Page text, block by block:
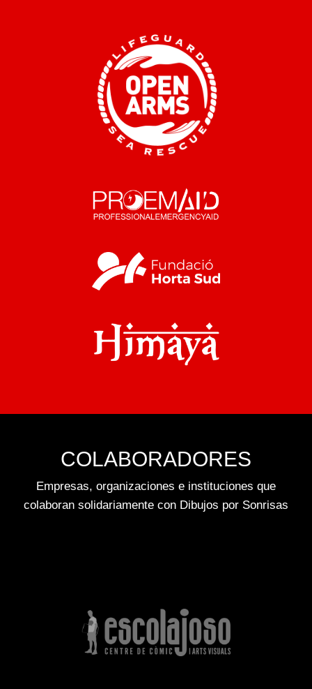
COLABORADORES
Empresas, organizaciones e instituciones que
colaboran solidariamente con Dibujos por Sonrisas